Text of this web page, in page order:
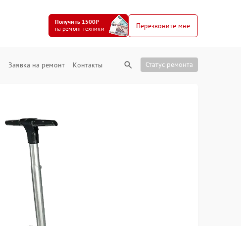
Получить 1500₽
на ремонт техники
Перезвоните мне
Заявка на ремонт Контакты Статус ремонта